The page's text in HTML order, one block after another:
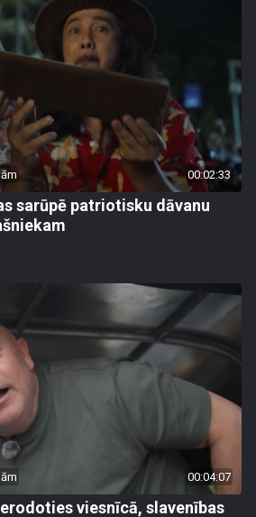
00:02:33
sarūpē patriotisku dāvanu
00:04:07
viesnīcā, slavenības